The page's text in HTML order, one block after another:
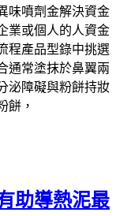
味噴劑金解決資金
業或個人的人資金
程產品型錄中挑選
通常塗抹於鼻翼兩
泌障礙與粉餅持妝
餅，
助導熱泥最